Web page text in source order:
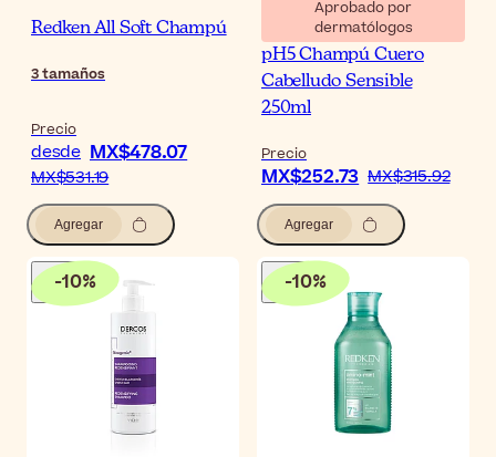
Redken All Soft Champú
3tamaños
Precio
desde MX$478.07
MX$531.19
Agregar
Aprobado por
dermatólogos
Eucerin DermoCapillaire
pH5 Champú Cuero
Cabelludo Sensible
250ml
Precio
MX$252.73 MX$315.92
Agregar
-10% -10%